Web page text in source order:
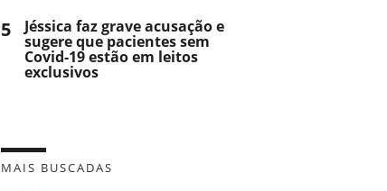
5 Jéssica faz grave acusação e
sugere que pacientes sem
Covid-19 estão em leitos
exclusivos
MAIS BUSCADAS